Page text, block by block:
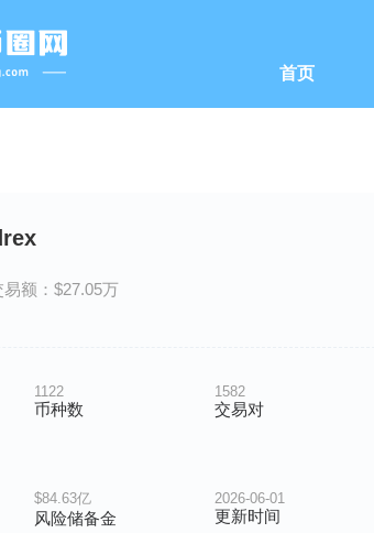
首页
易额：$27.05万
1122
币种数
1582
交易对
$84.63亿
风险储备金
2026-06-01
更新时间